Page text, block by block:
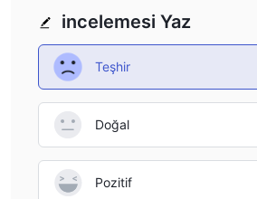
incelemesi Yaz
Teşhir
Doğal
Pozitif